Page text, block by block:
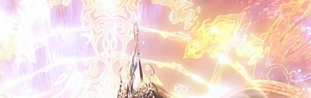
Đang mở https://manhua.edu.vn/thach-tu-lang